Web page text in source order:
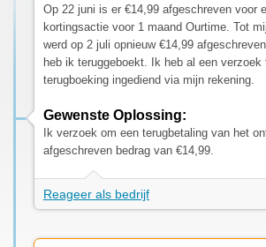
Op 22 juni is er €14,99 afgeschreven voor
kortingsactie voor 1 maand Ourtime. Tot
werd op 2 juli opnieuw €14,99
heb ik teruggeboekt. Ik heb al een verzoek
terugboeking ingediend via mijn rekening.
Gewenste Oplossing:
Ik verzoek om een terugbetaling van het
afgeschreven bedrag van €14,99.
Reageer als bedrijf